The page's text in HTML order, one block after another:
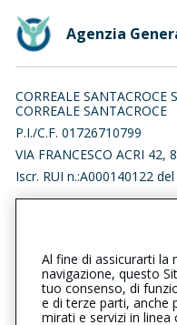
Agenzia
CORREALE
CORREALE SANTACROCE
P.I./C.F. 01726710799
VIA FRANCESCO ACRI 42,
Iscr. RUI n.:A000140122
Al fine di assicurarti la
navigazione, questo
tuo consenso, di
e di terze parti, anche
mirati e servizi in linea